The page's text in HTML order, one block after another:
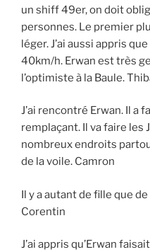
un shiff 49er, on doit
personnes. Le premier
léger. J’ai aussi appris
40km/h. Erwan est très
l’optimiste à la Baule.
J’ai rencontré Erwan. Il a
remplaçant. Il va faire les
nombreux endroits
de la voile. Camron
Il y a autant de fille que
Corentin
J’ai appris qu’Erwan